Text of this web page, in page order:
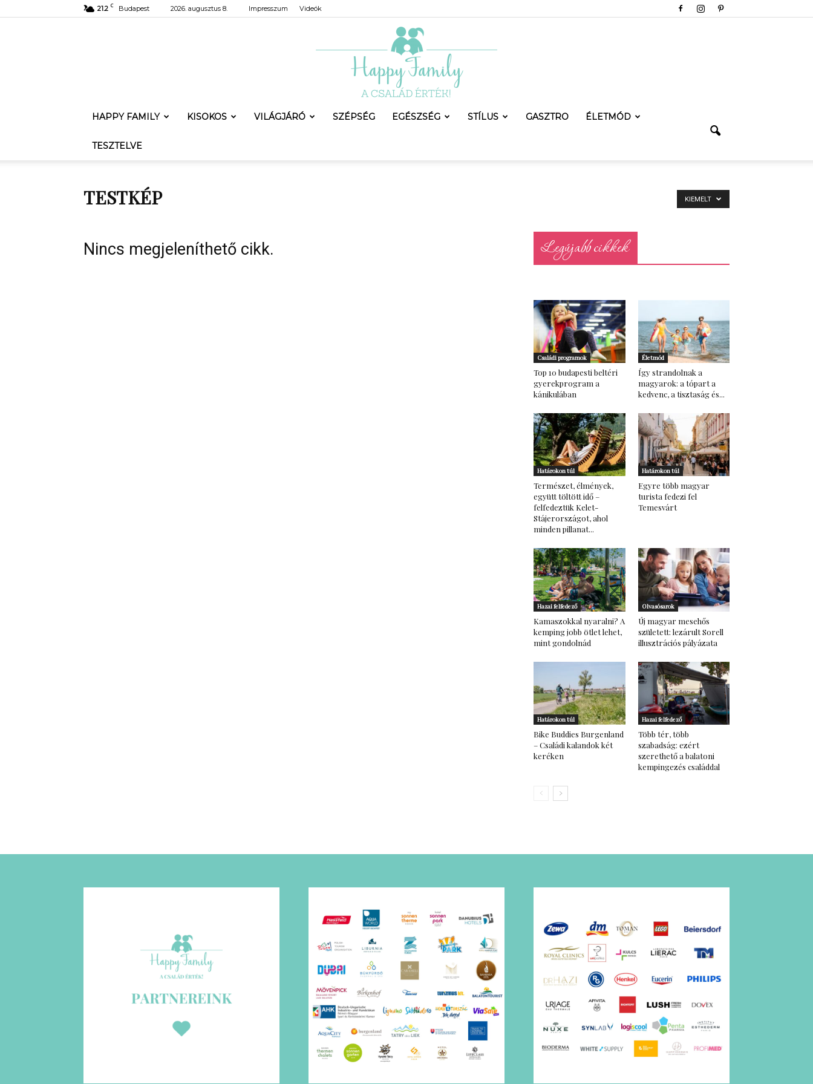
21.2 C Budapest 2026. augusztus 8. Impresszum Videók
HAPPY FAMILY KISOKOS VILÁGJÁRÓ SZÉPSÉG EGÉSZSÉG STÍLUS GASZTRO ÉLETMÓD
TESZTELVE
TESTKÉP KIEMELT
Nincs megjeleníthető cikk. Legújabb cikkek
Családi programok
Top 10 budapesti beltéri
gyerekprogram a
kánikulában
Életmód
Így strandolnak a
magyarok: a tópart a
kedvenc, a tisztaság és...
Határokon túl
Természet, élmények,
együtt töltött idő –
felfedeztük Kelet-
Stájerországot, ahol
minden pillanat...
Határokon túl
Egyre több magyar
turista fedezi fel
Temesvárt
Hazai felfedező
Kamaszokkal nyaralni? A
kemping jobb ötlet lehet,
mint gondolnád
Olvasósarok
Új magyar mesehős
született: lezárult Sorell
illusztrációs pályázata
Határokon túl
Bike Buddies Burgenland
– Családi kalandok két
keréken
Hazai felfedező
Több tér, több
szabadság: ezért
szerethető a balatoni
kempingezés családdal